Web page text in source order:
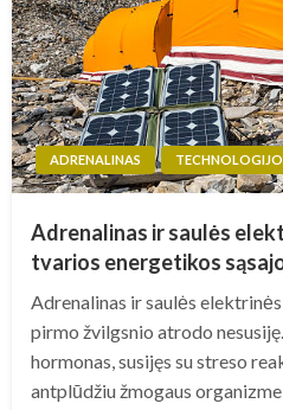
ADRENALINAS
Adrenalinas ir saulės
tvarios energetikos
Adrenalinas ir saulės
pirmo žvilgsnio atrodo
hormonas, susijęs su streso
antplūdžiu žmogaus